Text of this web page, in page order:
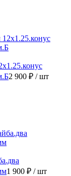
2 900 ₽ / шт
1 900 ₽ / шт